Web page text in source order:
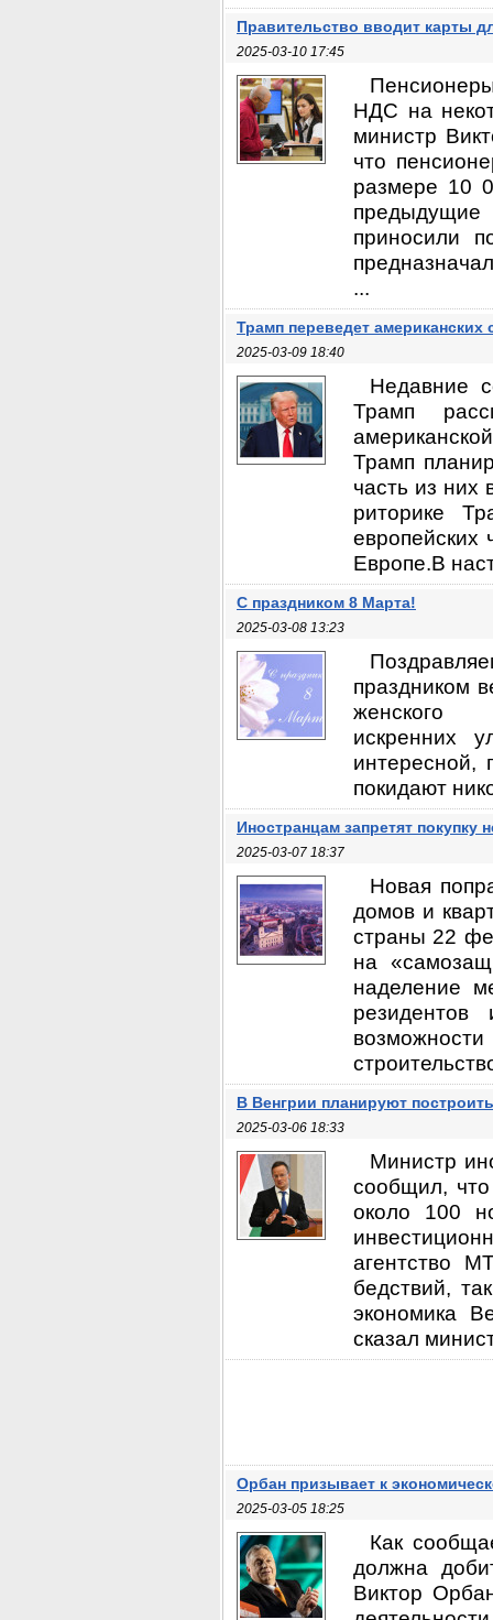
Правительство вводит карты
2025-03-10 17:45
НДС на
министр
что
размере 10
приносили
...
Трамп переведет американских
2025-03-09 18:40
Недавние
Трамп
Трамп
часть из них
риторике
Европе.В
С праздником 8 Марта!
2025-03-08 13:23
праздником
искренних
интересной,
покидают
Иностранцам запретят покупку
2025-03-07 18:37
Новая
домов и
страны 22
на
наделение
В Венгрии планируют
2025-03-06 18:33
Министр
сообщил, что
около 100
агентство
бедствий,
экономика
сказал
Орбан призывает к
2025-03-05 18:25
Как
должна
Виктор